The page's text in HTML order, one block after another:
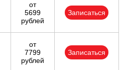
от
5699
рублей
Записаться
от
7799
рублей
Записаться